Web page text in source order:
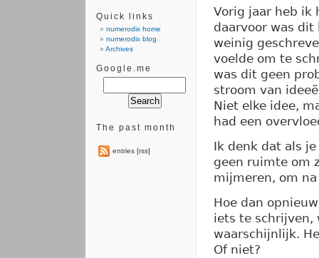
Vorig jaar heb ik
daarvoor was dit
weinig
voelde om te
was dit geen
stroom van
Niet elke idee,
had een
Ik denk dat als
geen ruimte om
mijmeren, om
Hoe dan
iets te schrijven,
waarschijnlijk.
Of niet?
Quick links
numerodix home
numerodix blog
Archives
Google.me
The past month
entries [rss]